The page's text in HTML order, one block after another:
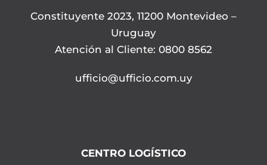
Constituyente 2023, 11200 Montevideo –
Uruguay
Atención al Cliente: 0800 8562
ufficio@ufficio.com.uy
CENTRO LOGÍSTICO